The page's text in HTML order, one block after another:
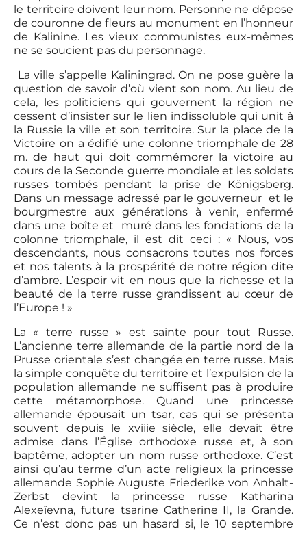
le territoire doivent leur nom. Personne ne dépose
de couronne de fleurs au monument en l’honneur
de Kalinine. Les vieux communistes eux-mêmes
ne se soucient pas du personnage.
La ville s’appelle Kaliningrad. On ne pose guère la
question de savoir d’où vient son nom. Au lieu de
cela, les politiciens qui gouvernent la région ne
cessent d’insister sur le lien indissoluble qui unit à
la Russie la ville et son territoire. Sur la place de la
Victoire on a édifié une colonne triomphale de 28
m. de haut qui doit commémorer la victoire au
cours de la Seconde guerre mondiale et les soldats
russes tombés pendant la prise de Königsberg.
Dans un message adressé par le gouverneur et le
bourgmestre aux générations à venir, enfermé
dans une boîte et muré dans les fondations de la
colonne triomphale, il est dit ceci : « Nous, vos
descendants, nous consacrons toutes nos forces
et nos talents à la prospérité de notre région dite
d’ambre. L’espoir vit en nous que la richesse et la
beauté de la terre russe grandissent au cœur de
l’Europe ! »
La « terre russe » est sainte pour tout Russe.
L’ancienne terre allemande de la partie nord de la
Prusse orientale s’est changée en terre russe. Mais
la simple conquête du territoire et l’expulsion de la
population allemande ne suffisent pas à produire
cette métamorphose. Quand une princesse
allemande épousait un tsar, cas qui se présenta
souvent depuis le xviiie siècle, elle devait être
admise dans l’Église orthodoxe russe et, à son
baptême, adopter un nom russe orthodoxe. C’est
ainsi qu’au terme d’un acte religieux la princesse
allemande Sophie Auguste Friederike von Anhalt-
Zerbst devint la princesse russe Katharina
Alexeïevna, future tsarine Catherine II, la Grande.
Ce n’est donc pas un hasard si, le 10 septembre